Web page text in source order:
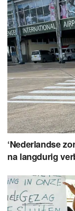
‘Nederlandse
na langdurig